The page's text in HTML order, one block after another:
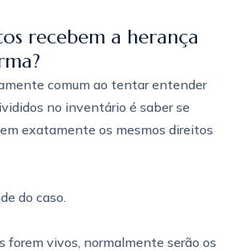
recebem a herança
comum ao tentar entender
no inventário é saber se
exatamente os mesmos direitos
do caso.
forem vivos, normalmente serão os